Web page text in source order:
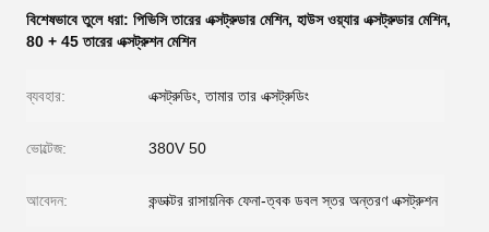
বিশেষভাবে তুলে ধরা: পিভিসি তারের এক্সট্রুডার মেশিন, হাউস ওয়্যার এক্সট্রুডার মেশিন,
80 + 45 তারের এক্সট্রুশন মেশিন
ব্যবহার: এক্সট্রুডিং, তামার তার এক্সট্রুডিং
ভোল্টেজ: 380V 50
আবেদন: কন্ডাক্টর রাসায়নিক ফেনা-ত্বক ডবল স্তর অন্তরণ এক্সট্রুশন